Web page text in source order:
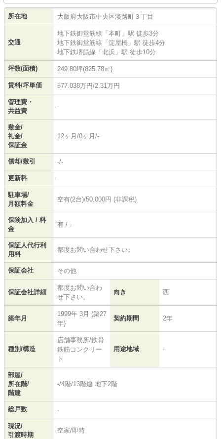
所在地 大阪府大阪市中央区淡路町 ３丁目
交通
地下鉄御堂筋線 「本町 」駅 徒歩3分
地下鉄御堂筋線 「淀屋橋 」駅 徒歩4分
地下鉄堺筋線 「北浜 」駅 徒歩10分
坪数(面積) 249.80坪(825.78㎡)
賃料/坪単価 577.038万円/2.31万円
管理費・
共益費
-
敷金/
礼金/
保証金
12ヶ月/0ヶ月/-
償却/敷引 -/-
更新料 -
駐車場/
月額料金
空有(2台)/50,000円 (非課税)
保険加入 / 料
金
有 / -
保証人代行利
用料
都度お問い合わせ下さい。
保証会社 その他
保証会社詳細
都度お問い合わ
せ下さい。
向き 西
築年月
1999年 3月 (築27
年)
契約期間 2年
種別/構造
店舗事務所/鉄骨
鉄筋コンクリー
ト
用途地域 -
部屋/
所在階/
階建
-/4階/13階建 地下2階
総戸数 -
現況/
引渡時期
空家/即時